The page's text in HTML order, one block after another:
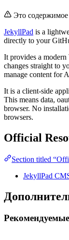
Это
JekyllPad is a
directly to your
It provides a
changes straight to
manage content for
It is a client-side
This means data,
browser. No
browsers.
Official
Section titled
JekyllPad